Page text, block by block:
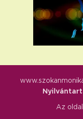
Az